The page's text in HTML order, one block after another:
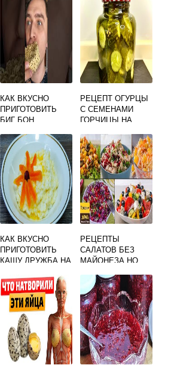
КАК ВКУСНО
ПРИГОТОВИТЬ
БИГ БОН
РЕЦЕПТ ОГУРЦЫ
С СЕМЕНАМИ
ГОРЧИЦЫ НА
ВКУСНЫЙ
КАК ВКУСНО
ПРИГОТОВИТЬ
КАШУ ДРУЖБА НА
РЕЦЕПТЫ
САЛАТОВ БЕЗ
МАЙОНЕЗА НО